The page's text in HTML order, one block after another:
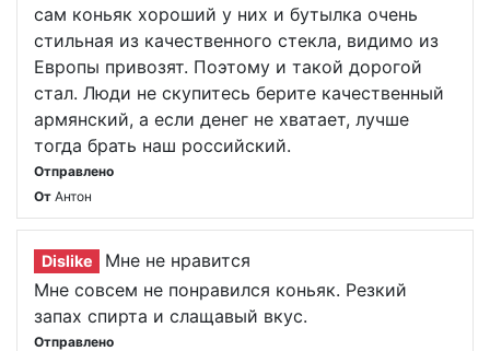
сам коньяк хороший у них и бутылка очень
стильная из качественного стекла, видимо из
Европы привозят. Поэтому и такой дорогой
стал. Люди не скупитесь берите качественный
армянский, а если денег не хватает, лучше
тогда брать наш российский.
Отправлено
От Антон
Dislike
Мне не нравится
Мне совсем не понравился коньяк. Резкий
запах спирта и слащавый вкус.
Отправлено